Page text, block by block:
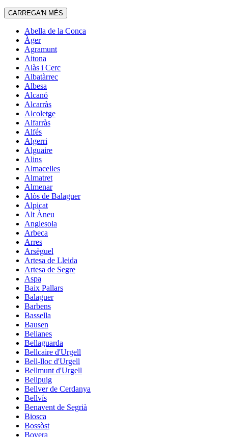
CARREGA'N MÉS
Abella de la Conca
Àger
Agramunt
Aitona
Alàs i Cerc
Albatàrrec
Albesa
Alcanó
Alcarràs
Alcoletge
Alfarràs
Alfés
Algerri
Alguaire
Alins
Almacelles
Almatret
Almenar
Alòs de Balaguer
Alpicat
Alt Àneu
Anglesola
Arbeca
Arres
Arsèguel
Artesa de Lleida
Artesa de Segre
Aspa
Baix Pallars
Balaguer
Barbens
Bassella
Bausen
Belianes
Bellaguarda
Bellcaire d'Urgell
Bell-lloc d'Urgell
Bellmunt d'Urgell
Bellpuig
Bellver de Cerdanya
Bellvís
Benavent de Segrià
Biosca
Bossòst
Bovera